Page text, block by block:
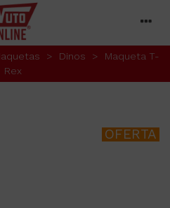
> Dinos >
Maqueta T-
Rex
OFERTA